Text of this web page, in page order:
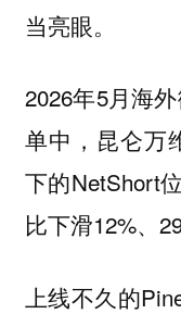
当亮眼。
2026年5月海
单中，昆仑万
下的NetShort
比下滑12%、
上线不久的